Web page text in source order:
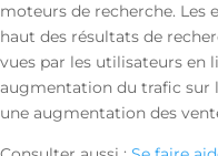
moteurs de recherche. Les
haut des résultats de
vues par les utilisateurs en
augmentation du trafic sur
une augmentation des